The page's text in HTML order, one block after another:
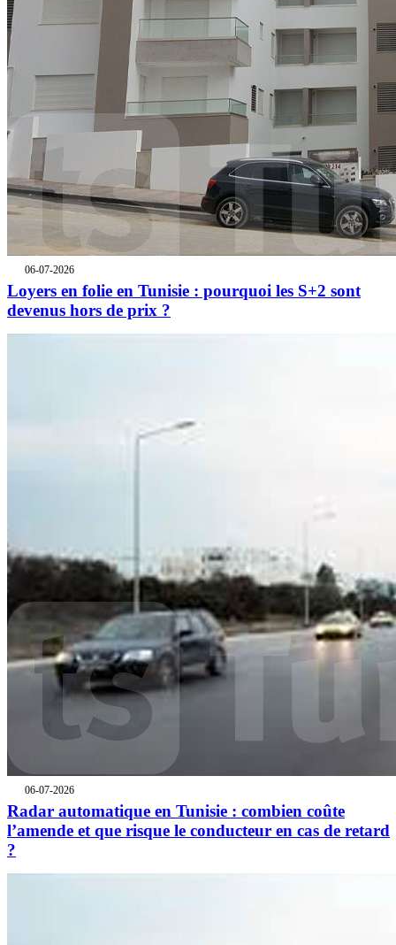
06-07-2026
Loyers en folie en Tunisie : pourquoi les S+2 sont
devenus hors de prix ?
06-07-2026
Radar automatique en Tunisie : combien coûte
l’amende et que risque le conducteur en cas de retard
?